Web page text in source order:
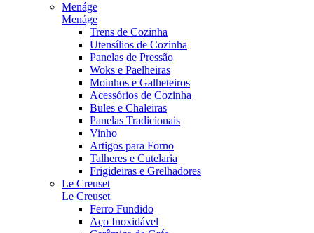
Menáge
Menáge
Trens de Cozinha
Utensílios de Cozinha
Panelas de Pressão
Woks e Paelheiras
Moinhos e Galheteiros
Acessórios de Cozinha
Bules e Chaleiras
Panelas Tradicionais
Vinho
Artigos para Forno
Talheres e Cutelaria
Frigideiras e Grelhadores
Le Creuset
Le Creuset
Ferro Fundido
Aço Inoxidável